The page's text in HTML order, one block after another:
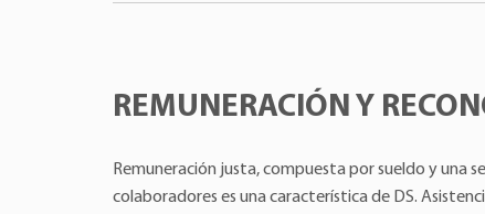
REMUNERACIÓN Y
Remuneración justa, compuesta por sueldo y una
colaboradores es una característica de DS.